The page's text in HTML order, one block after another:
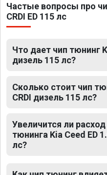
Частые вопросы про
CRDI ED 115 лс
Что дает чип тюнинг
дизель 115 лс?
Сколько стоит чип
CRDI дизель 115 лс?
Увеличится ли
тюнинга Kia Ceed ED
лс?